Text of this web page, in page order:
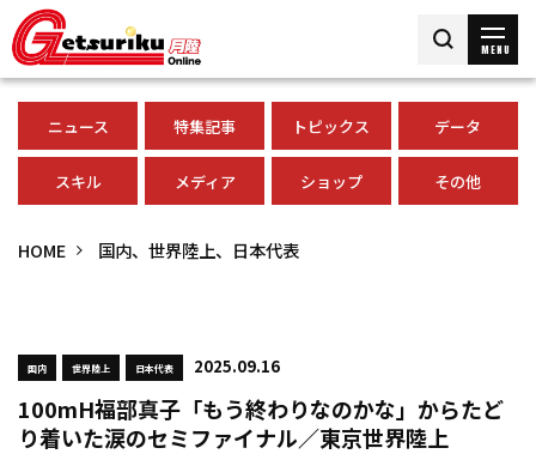
MENU
ニュース 特集記事 トピックス データ
スキル メディア ショップ その他
HOME 国内、世界陸上、日本代表
国内 世界陸上 日本代表 2025.09.16
100mH福部真子「もう終わりなのかな」からたど
り着いた涙のセミファイナル／東京世界陸上